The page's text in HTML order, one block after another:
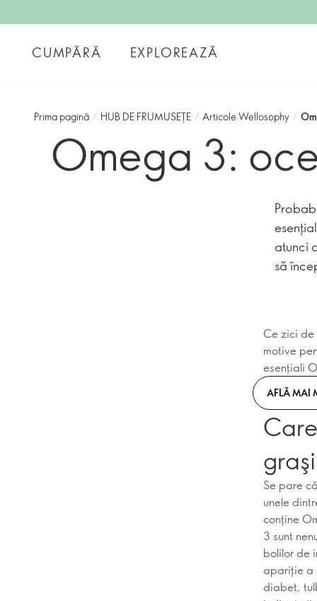
CUMPĂRĂ EXPLOREAZĂ
Prima pagină / HUB DE FRUMUSEȚE / Articole Wellosophy /
Omega 3:
atunci
să
Ce zici de
motive
esențiali
AFLĂ MAI
Se pare
unele
conţine
3 sunt
bolilor de
apariţie a
diabet,